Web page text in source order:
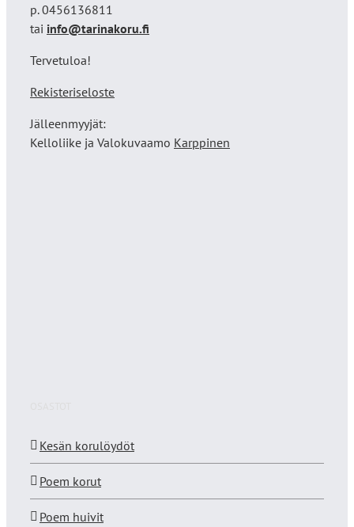
p. 0456136811
tai info@tarinakoru.fi
Tervetuloa!
Rekisteriseloste
Jälleenmyyjät:
Kelloliike ja Valokuvaamo Karppinen
Kesän korulöydöt
Poem korut
Poem huivit